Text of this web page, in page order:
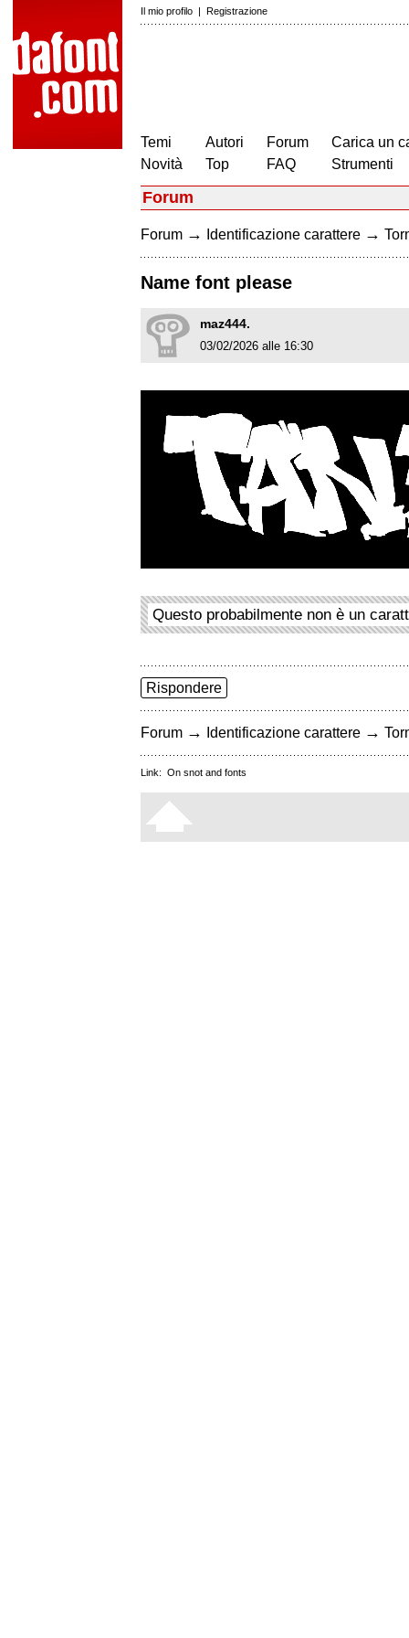
Il mio profilo | Registrazione
Temi
Novità
Autori
Top
Forum
FAQ
Carica un
Strumenti
Forum
Forum → Identificazione carattere →
Name font please
maz444.
03/02/2026 alle 16:30
Questo probabilmente non è un
Rispondere
Forum → Identificazione carattere →
Link: On snot and fonts